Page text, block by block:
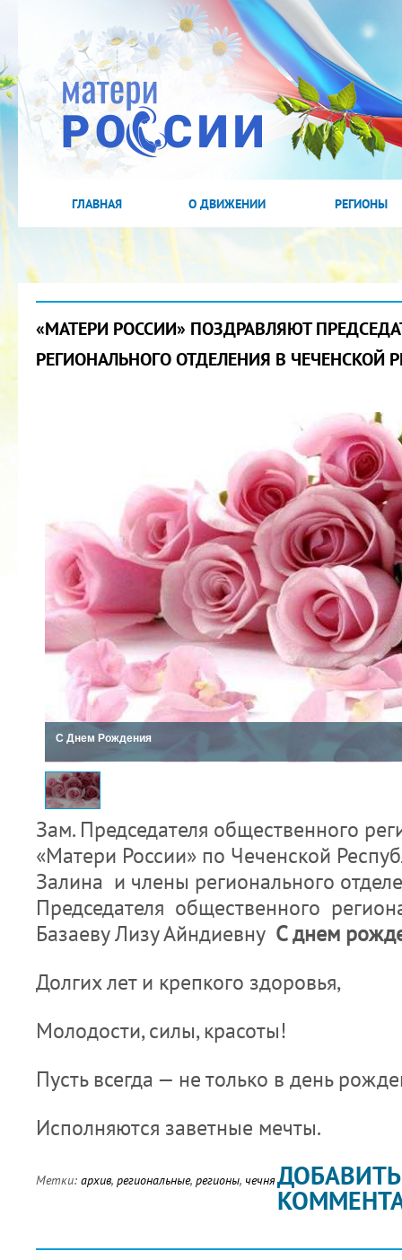
ГЛАВНАЯ О ДВИЖЕНИИ РЕГИОНЫ
«МАТЕРИ РОССИИ» ПОЗДРАВЛЯЮТ
РЕГИОНАЛЬНОГО ОТДЕЛЕНИЯ В ЧЕЧЕНСКОЙ
С Днем Рождения
Зам. Председателя общественного
«Матери России» по Чеченской
Залина и члены регионального
Председателя общественного
Базаеву Лизу Айндиевну С днем
Долгих лет и крепкого здоровья,
Молодости, силы, красоты!
Пусть всегда — не только в день
Исполняются заветные мечты.
Метки: архив, региональные, регионы, чечняДОБАВИТЬ
2022 ГОД ПРОВОЗГЛАШЕН ГОДОМ
МАТЕРИ В ЯКУТИИ
19.12.2021